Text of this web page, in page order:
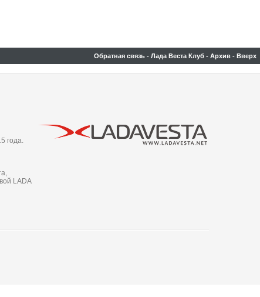
Обратная связь - Лада Веста Клуб - Архив - Вверх
года.
LADA